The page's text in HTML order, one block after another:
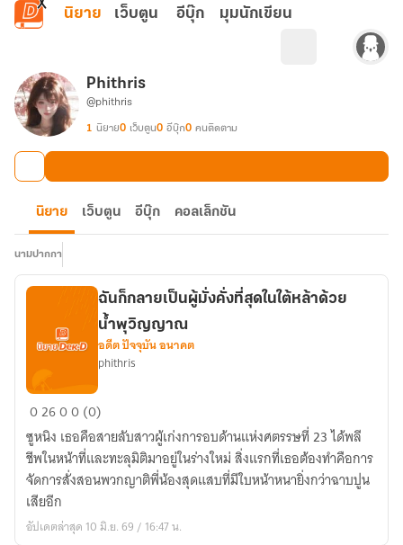
ข้ามไปยังเนื้อหาหลัก
นิยาย เว็บตูน อีบุ๊ก มุมนักเขียน
Phithris
@phithris
1 นิยาย0 เว็บตูน0 อีบุ๊ก0 คนติดตาม
นิยาย เว็บตูน อีบุ๊ก คอลเล็กชัน
นามปากกา
ฉัน
กลาย
เป็น
ผู้
มั่งคั่ง
ที่สุด
ฉันก็กลายเป็นผู้มั่งคั่งที่สุดในใต้หล้าด้วย
น้ำพุวิญญาณ
อดีต ปัจจุบัน อนาคต
phithris
02600 (0)
ซูหนิง เธอคือสายลับสาวผู้เก่งการอบด้านแห่งศตรรษที่ 23 ได้พลี
ชีพในหน้าที่และทะลุมิติมาอยู่ในร่างใหม่ สิ่งแรกที่เธอต้องทำคือการ
จัดการสั่งสอนพวกญาติพี่น้องสุดแสบที่มีใบหน้าหนายิ่งกว่าฉาบปูน
เสียอีก
อัปเดตล่าสุด 10 มิ.ย. 69 / 16:47 น.